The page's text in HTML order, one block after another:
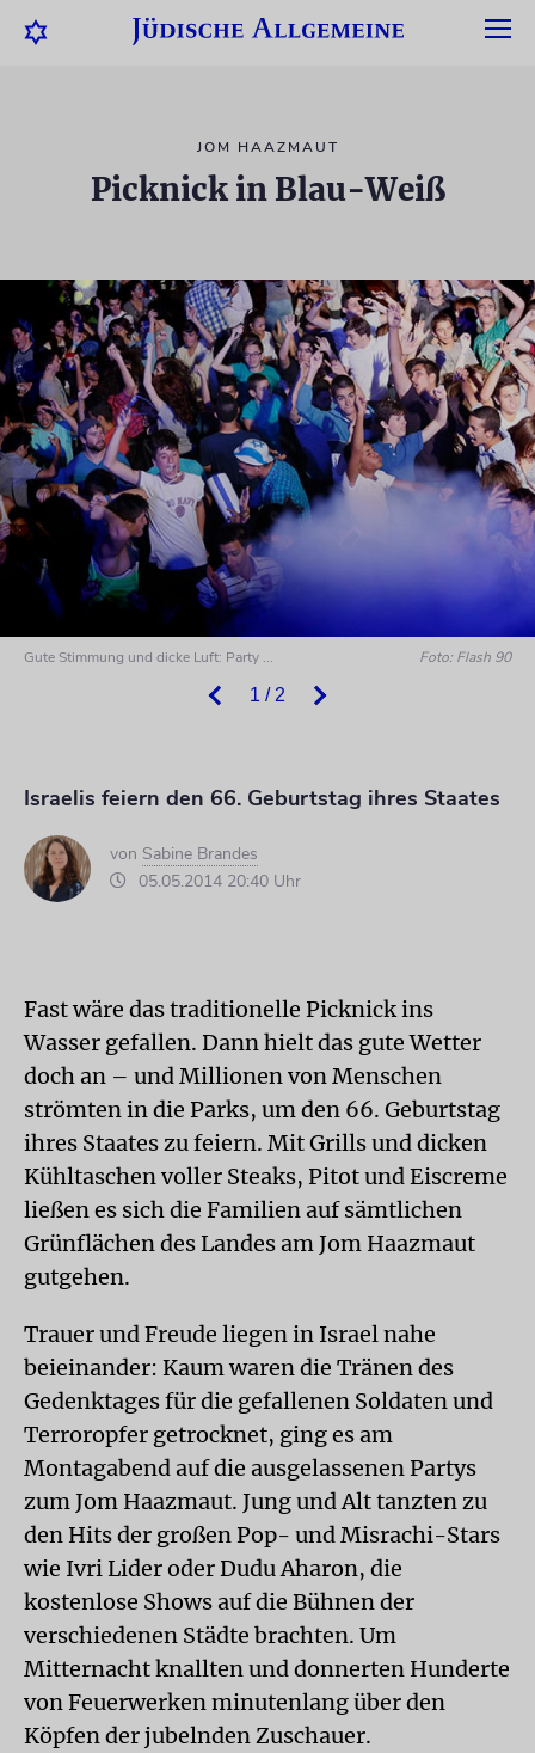
JOM HAAZMAUT
Picknick in Blau-Weiß
1 / 2
Gute Stimmung und dicke Luft: Party ... Foto: Flash 90
Israelis feiern den 66. Geburtstag ihres Staates
von Sabine Brandes
05.05.2014 20:40 Uhr
Fast wäre das traditionelle Picknick ins
Wasser gefallen. Dann hielt das gute Wetter
doch an – und Millionen von Menschen
strömten in die Parks, um den 66. Geburtstag
ihres Staates zu feiern. Mit Grills und dicken
Kühltaschen voller Steaks, Pitot und Eiscreme
ließen es sich die Familien auf sämtlichen
Grünflächen des Landes am Jom Haazmaut
gutgehen.
Trauer und Freude liegen in Israel nahe
beieinander: Kaum waren die Tränen des
Gedenktages für die gefallenen Soldaten und
Terroropfer getrocknet, ging es am
Montagabend auf die ausgelassenen Partys
zum Jom Haazmaut. Jung und Alt tanzten zu
den Hits der großen Pop- und Misrachi-Stars
wie Ivri Lider oder Dudu Aharon, die
kostenlose Shows auf die Bühnen der
verschiedenen Städte brachten. Um
Mitternacht knallten und donnerten Hunderte
von Feuerwerken minutenlang über den
Köpfen der jubelnden Zuschauer.